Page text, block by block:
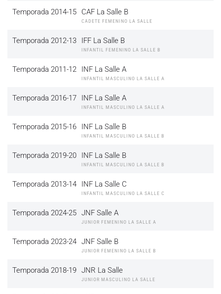
Temporada 2014-15 CAF La Salle B
CADETE FEMENINO LA SALLE
Temporada 2012-13 IFF La Salle B
INFANTIL FEMENINO LA SALLE B
Temporada 2011-12 INF La Salle A
INFANTIL MASCULINO LA SALLE A
Temporada 2016-17 INF La Salle A
INFANTIL MASCULINO LA SALLE A
Temporada 2015-16 INF La Salle B
INFANTIL MASCULINO LA SALLE B
Temporada 2019-20 INF La Salle B
INFANTIL MASCULINO LA SALLE B
Temporada 2013-14 INF La Salle C
INFANTIL MASCULINO LA SALLE C
Temporada 2024-25 JNF Salle A
JUNIOR FEMENINO LA SALLE A
Temporada 2023-24 JNF Salle B
JUNIOR FEMENINO LA SALLE B
Temporada 2018-19 JNR La Salle
JUNIOR MASCULINO LA SALLE